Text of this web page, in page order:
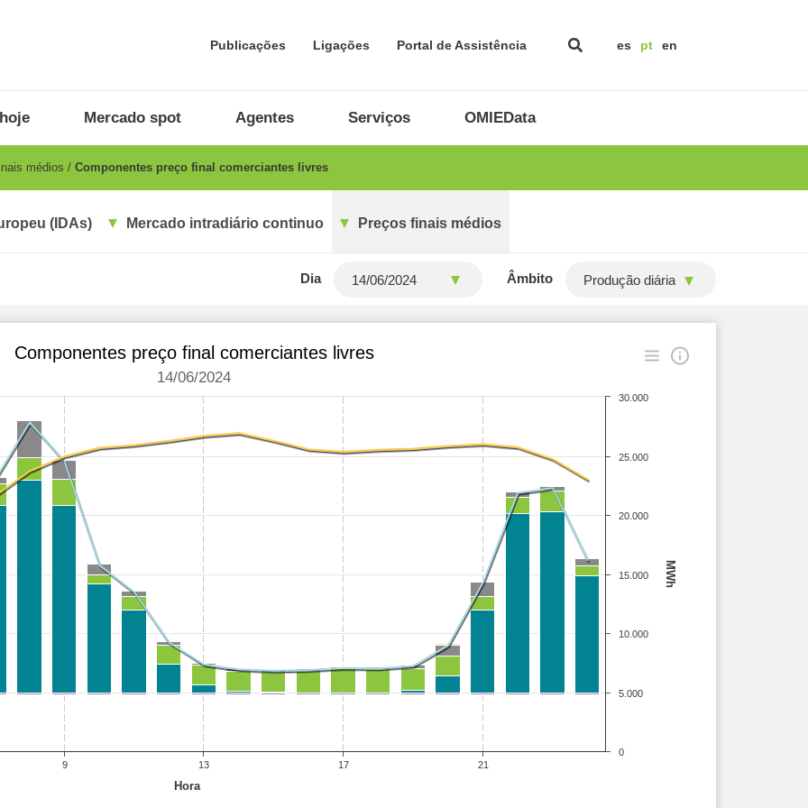
Publicações Ligações Portal de Assistência es pt en
Mercado spot Agentes Serviços OMIEData
médios Componentes preço final comerciantes livres
(IDAs) Mercado intradiário continuo Preços finais médios
Dia Âmbito Produção diária
Hora
MWh
Componentes preço final comerciantes livres
14/06/2024
9 13 17 21
0
5.000
10.000
15.000
20.000
25.000
30.000